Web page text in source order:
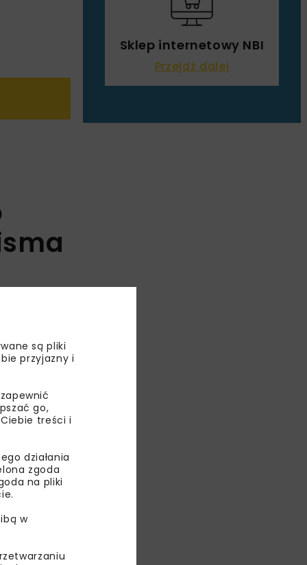
Sklep internetowy NBI
Przejdź dalej
są pliki
przyjazny i
go,
treści i
działania
zgoda
na pliki
w